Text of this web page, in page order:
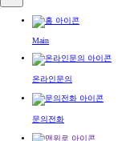
Main
온라인문의
문의전화